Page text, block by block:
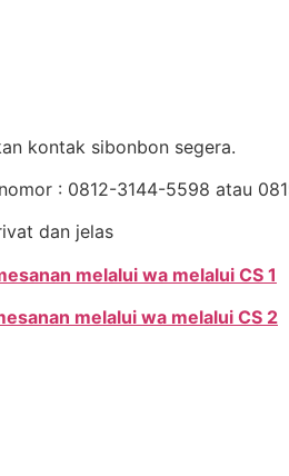
kontak sibonbon segera.
: 0812-3144-5598 atau
dan jelas
melalui wa melalui CS 1
melalui wa melalui CS 2